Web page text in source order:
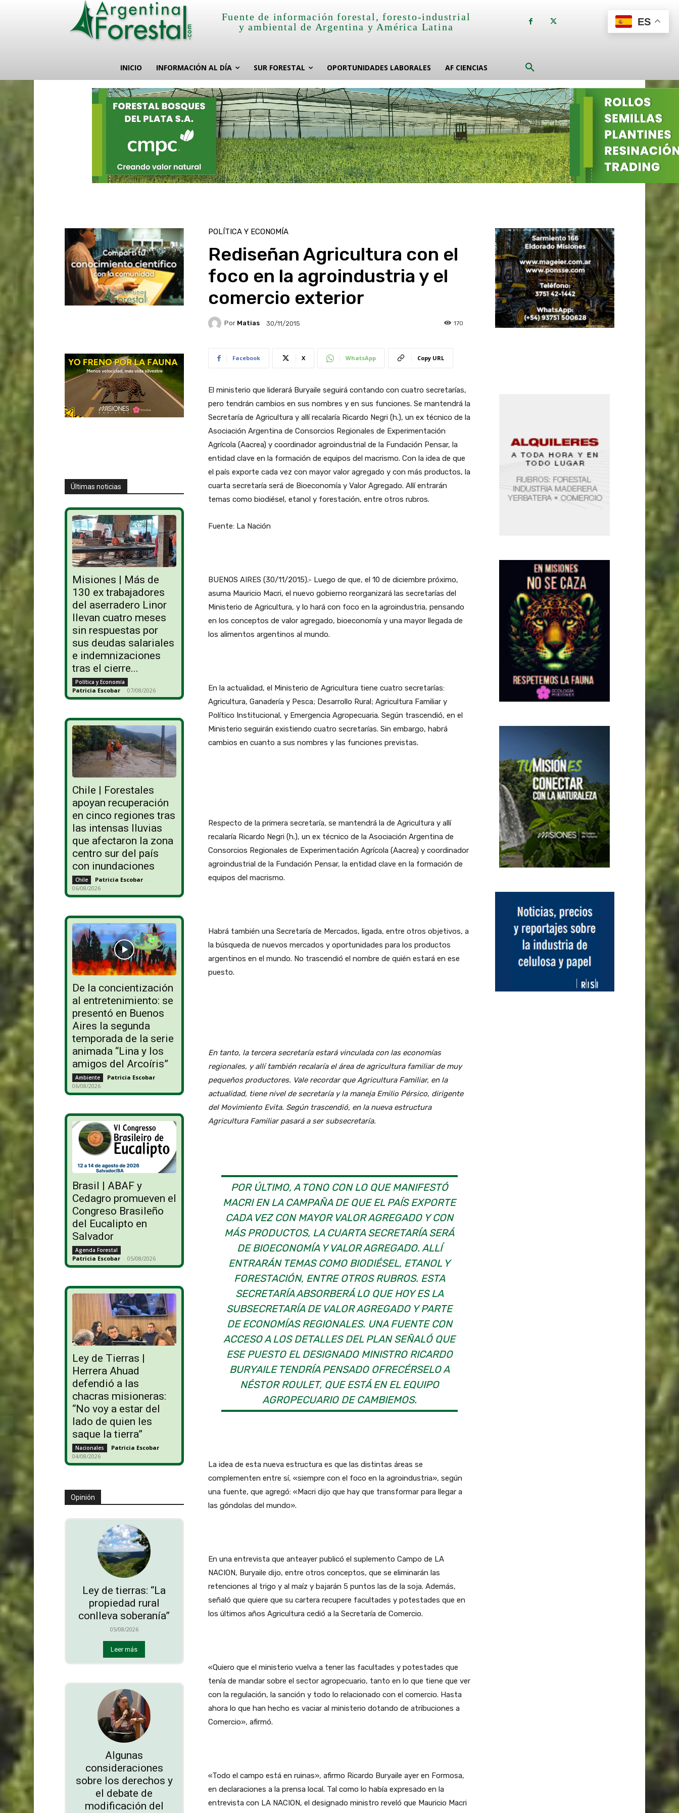
Fuente de información forestal, foresto-industrial
y ambiental de Argentina y América Latina
INICIO INFORMACIÓN AL DÍA SUR FORESTAL OPORTUNIDADES LABORALES AF CIENCIAS
Últimas noticias
Misiones | Más de
130 ex trabajadores
del aserradero Linor
llevan cuatro meses
sin respuestas por
sus deudas salariales
e indemnizaciones
tras el cierre...
Política y Economía
Patricia Escobar - 07/08/2026
Chile | Forestales
apoyan recuperación
en cinco regiones tras
las intensas lluvias
que afectaron la zona
centro sur del país
con inundaciones
Chile Patricia Escobar -
06/08/2026
De la concientización
al entretenimiento: se
presentó en Buenos
Aires la segunda
temporada de la serie
animada “Lina y los
amigos del Arcoíris”
Ambiente Patricia Escobar -
06/08/2026
Brasil | ABAF y
Cedagro promueven el
Congreso Brasileño
del Eucalipto en
Salvador
Agenda Forestal
Patricia Escobar - 05/08/2026
Ley de Tierras |
Herrera Ahuad
defendió a las
chacras misioneras:
“No voy a estar del
lado de quien les
saque la tierra”
Nacionales Patricia Escobar -
04/08/2026
Opinión
Ley de tierras: “La
propiedad rural
conlleva soberanía”
05/08/2026
Leer más
Algunas
consideraciones
sobre los derechos y
el debate de
modificación del
POLÍTICA Y ECONOMÍA
Rediseñan Agricultura con el
foco en la agroindustria y el
comercio exterior
Por Matias 30/11/2015 170
Facebook X WhatsApp Copy URL
El ministerio que liderará Buryaile seguirá contando con cuatro secretarías,
pero tendrán cambios en sus nombres y en sus funciones. Se mantendrá la
Secretaría de Agricultura y allí recalaría Ricardo Negri (h.), un ex técnico de la
Asociación Argentina de Consorcios Regionales de Experimentación
Agrícola (Aacrea) y coordinador agroindustrial de la Fundación Pensar, la
entidad clave en la formación de equipos del macrismo. Con la idea de que
el país exporte cada vez con mayor valor agregado y con más productos, la
cuarta secretaría será de Bioeconomía y Valor Agregado. Allí entrarán
temas como biodiésel, etanol y forestación, entre otros rubros.
Fuente: La Nación
BUENOS AIRES (30/11/2015).- Luego de que, el 10 de diciembre próximo,
asuma Mauricio Macri, el nuevo gobierno reorganizará las secretarías del
Ministerio de Agricultura, y lo hará con foco en la agroindustria, pensando
en los conceptos de valor agregado, bioeconomía y una mayor llegada de
los alimentos argentinos al mundo.
En la actualidad, el Ministerio de Agricultura tiene cuatro secretarías:
Agricultura, Ganadería y Pesca; Desarrollo Rural; Agricultura Familiar y
Político Institucional, y Emergencia Agropecuaria. Según trascendió, en el
Ministerio seguirán existiendo cuatro secretarías. Sin embargo, habrá
cambios en cuanto a sus nombres y las funciones previstas.
Respecto de la primera secretaría, se mantendrá la de Agricultura y allí
recalaría Ricardo Negri (h.), un ex técnico de la Asociación Argentina de
Consorcios Regionales de Experimentación Agrícola (Aacrea) y coordinador
agroindustrial de la Fundación Pensar, la entidad clave en la formación de
equipos del macrismo.
Habrá también una Secretaría de Mercados, ligada, entre otros objetivos, a
la búsqueda de nuevos mercados y oportunidades para los productos
argentinos en el mundo. No trascendió el nombre de quién estará en ese
puesto.
En tanto, la tercera secretaría estará vinculada con las economías
regionales, y allí también recalaría el área de agricultura familiar de muy
pequeños productores. Vale recordar que Agricultura Familiar, en la
actualidad, tiene nivel de secretaría y la maneja Emilio Pérsico, dirigente
del Movimiento Evita. Según trascendió, en la nueva estructura
Agricultura Familiar pasará a ser subsecretaría.
POR ÚLTIMO, A TONO CON LO QUE MANIFESTÓ
MACRI EN LA CAMPAÑA DE QUE EL PAÍS EXPORTE
CADA VEZ CON MAYOR VALOR AGREGADO Y CON
MÁS PRODUCTOS, LA CUARTA SECRETARÍA SERÁ
DE BIOECONOMÍA Y VALOR AGREGADO. ALLÍ
ENTRARÁN TEMAS COMO BIODIÉSEL, ETANOL Y
FORESTACIÓN, ENTRE OTROS RUBROS. ESTA
SECRETARÍA ABSORBERÁ LO QUE HOY ES LA
SUBSECRETARÍA DE VALOR AGREGADO Y PARTE
DE ECONOMÍAS REGIONALES. UNA FUENTE CON
ACCESO A LOS DETALLES DEL PLAN SEÑALÓ QUE
ESE PUESTO EL DESIGNADO MINISTRO RICARDO
BURYAILE TENDRÍA PENSADO OFRECÉRSELO A
NÉSTOR ROULET, QUE ESTÁ EN EL EQUIPO
AGROPECUARIO DE CAMBIEMOS.
La idea de esta nueva estructura es que las distintas áreas se
complementen entre sí, «siempre con el foco en la agroindustria», según
una fuente, que agregó: «Macri dijo que hay que transformar para llegar a
las góndolas del mundo».
En una entrevista que anteayer publicó el suplemento Campo de LA
NACION, Buryaile dijo, entre otros conceptos, que se eliminarán las
retenciones al trigo y al maíz y bajarán 5 puntos las de la soja. Además,
señaló que quiere que su cartera recupere facultades y potestades que en
los últimos años Agricultura cedió a la Secretaría de Comercio.
«Quiero que el ministerio vuelva a tener las facultades y potestades que
tenía de mandar sobre el sector agropecuario, tanto en lo que tiene que ver
con la regulación, la sanción y todo lo relacionado con el comercio. Hasta
ahora lo que han hecho es vaciar al ministerio dotando de atribuciones a
Comercio», afirmó.
«Todo el campo está en ruinas», afirmo Ricardo Buryaile ayer en Formosa,
en declaraciones a la prensa local. Tal como lo había expresado en la
entrevista con LA NACION, el designado ministro reveló que Mauricio Macri
ES